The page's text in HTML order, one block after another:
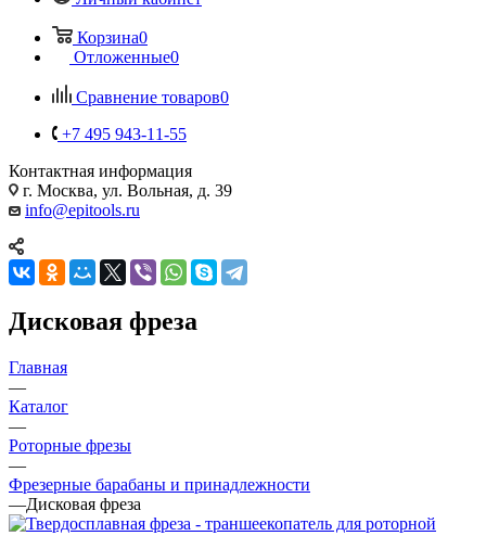
Корзина0
Отложенные0
Сравнение товаров0
+7 495 943-11-55
Контактная информация
г. Москва, ул. Вольная, д. 39
info@epitools.ru
Дисковая фреза
Главная
—
Каталог
—
Роторные фрезы
—
Фрезерные барабаны и принадлежности
—Дисковая фреза